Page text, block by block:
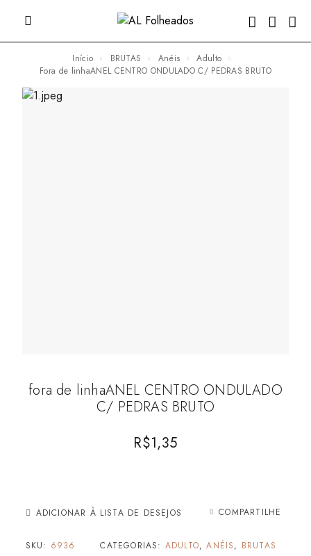
Início BRUTAS Anéis
Adulto
fora de linhaANEL CENTRO ONDULADO C/ PEDRAS BRUTO
fora de linhaANEL CENTRO ONDULADO
C/ PEDRAS BRUTO
R$1,35
ADICIONAR À LISTA DE DESEJOS COMPARTILHE
SKU: 6936 CATEGORIAS: ADULTO,ANÉIS, BRUTAS